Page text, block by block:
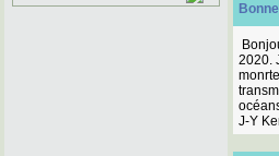
2020.
J-Y